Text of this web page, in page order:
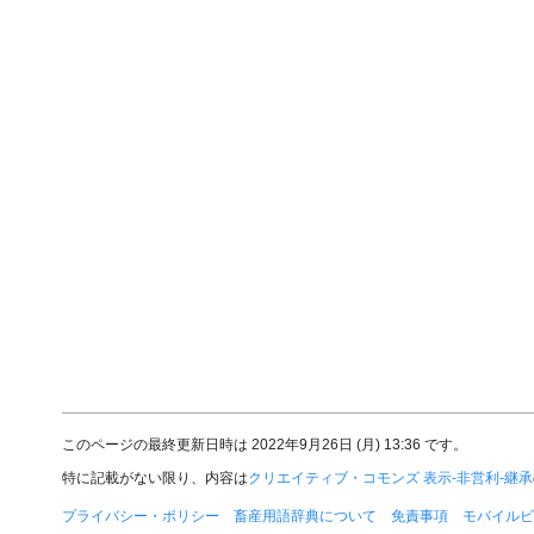
このページの最終更新日時は 2022年9月26日 (月) 13:36 です。
特に記載がない限り、内容はクリエイティブ・コモンズ 表示-非営利-継承
プライバシー・ポリシー 畜産用語辞典について 免責事項 モバイル